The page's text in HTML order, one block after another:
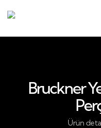
Bruckner
Ürün